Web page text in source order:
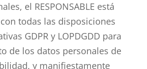
el RESPONSABLE está
todas las disposiciones
GDPR y LOPDGDD para
de los datos personales de
y manifiestamente